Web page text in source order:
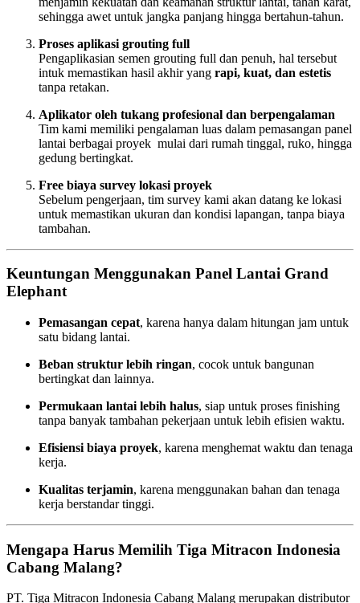
sehingga awet untuk jangka panjang hingga bertahun-tahun.
Proses aplikasi grouting full
Pengaplikasian semen grouting full dan penuh, hal tersebut
intuk memastikan hasil akhir yang rapi, kuat, dan estetis
tanpa retakan.
Aplikator oleh tukang profesional dan berpengalaman
Tim kami memiliki pengalaman luas dalam pemasangan panel
lantai berbagai proyek mulai dari rumah tinggal, ruko, hingga
gedung bertingkat.
Free biaya survey lokasi proyek
Sebelum pengerjaan, tim survey kami akan datang ke lokasi
untuk memastikan ukuran dan kondisi lapangan, tanpa biaya
tambahan.
Keuntungan Menggunakan Panel Lantai Grand
Elephant
Pemasangan cepat, karena hanya dalam hitungan jam untuk
satu bidang lantai.
Beban struktur lebih ringan, cocok untuk bangunan
bertingkat dan lainnya.
Permukaan lantai lebih halus, siap untuk proses finishing
tanpa banyak tambahan pekerjaan untuk lebih efisien waktu.
Efisiensi biaya proyek, karena menghemat waktu dan tenaga
kerja.
Kualitas terjamin, karena menggunakan bahan dan tenaga
kerja berstandar tinggi.
Mengapa Harus Memilih Tiga Mitracon Indonesia
Cabang Malang?
PT. Tiga Mitracon Indonesia Cabang Malang merupakan distributor